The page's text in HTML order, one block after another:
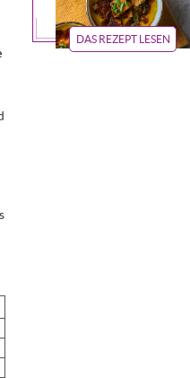
DAS REZEPT LESEN